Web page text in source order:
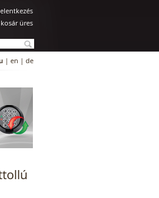
üres
| en | de